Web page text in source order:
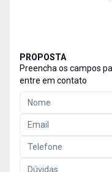
PROPOSTA
Preencha os campos
entre em contato